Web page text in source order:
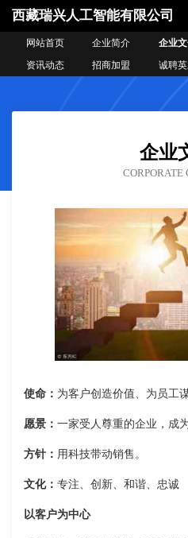
西藏瑞兴人工智能有限公司
网站首页 企业简介 企业
资讯动态
招商加盟 诚聘
企业
CORPORATE
使命： 为客户创造价值、为员工
愿景： 一家受人尊重的企业，成
方针： 用科技带动销售。
文化： 专注、创新、和谐、忠诚
以客户为中心